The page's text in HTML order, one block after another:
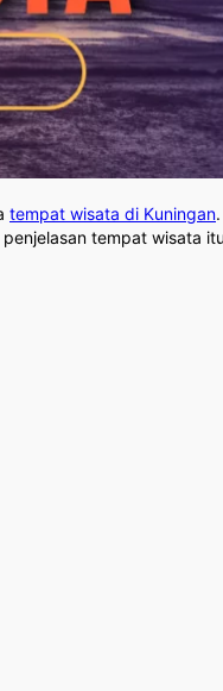
tempat wisata di Kuningan
tempat wisata